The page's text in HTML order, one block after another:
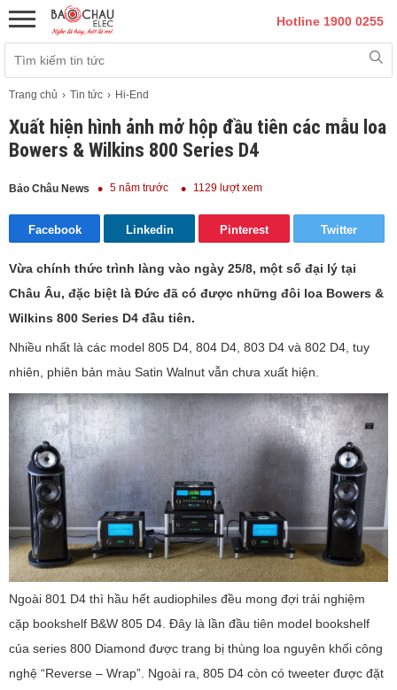
Hotline 1900 0255
Trang chủ Tin tức Hi-End
Xuất hiện hình ảnh mở hộp đầu tiên các mẫu loa
Bowers & Wilkins 800 Series D4
Bảo Châu News 5 năm trước 1129 lượt xem
Facebook Linkedin Pinterest Twitter
Vừa chính thức trình làng vào ngày 25/8, một số đại lý tại
Châu Âu, đặc biệt là Đức đã có được những đôi loa Bowers &
Wilkins 800 Series D4 đầu tiên.
Nhiều nhất là các model 805 D4, 804 D4, 803 D4 và 802 D4, tuy
nhiên, phiên bản màu Satin Walnut vẫn chưa xuất hiện.
Ngoài 801 D4 thì hầu hết audiophiles đều mong đợi trải nghiệm
cặp bookshelf B&W 805 D4. Đây là lần đầu tiên model bookshelf
của series 800 Diamond được trang bị thùng loa nguyên khối công
nghệ “Reverse – Wrap”. Ngoài ra, 805 D4 còn có tweeter được đặt